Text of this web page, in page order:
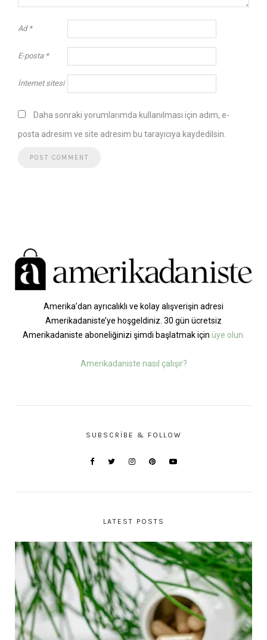
Ad *
E-posta *
İnternet sitesi
Daha sonraki yorumlarımda kullanılması için adım, e-
posta adresim ve site adresim bu tarayıcıya kaydedilsin.
Amerika’dan ayrıcalıklı ve kolay alışverişin adresi
Amerikadaniste’ye hoşgeldiniz. 30 gün ücretsiz
Amerikadaniste aboneliğinizi şimdi başlatmak için üye olun.
Amerikadaniste nasıl çalışır?
SUBSCRIBE & FOLLOW
LATEST POSTS